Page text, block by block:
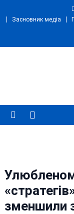
Засновник медіа
зменшили